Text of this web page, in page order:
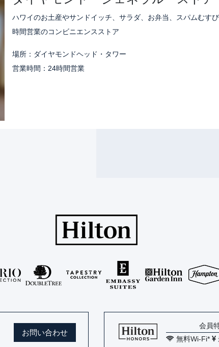
ハワイのお土産やサンドイッチ、サラダ、お弁当、スパムむす
時間営業のコンビニエンスストア
場所：ダイヤモンドヘッド・タワー
営業時間：24時間営業
お問い合わせ
会員
無料Wi-Fi*